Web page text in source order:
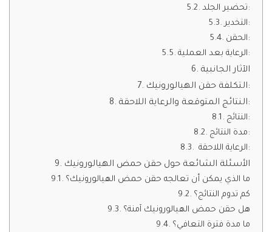
تحضير الجلد:
التخدير:
الحقن:
الرعاية بعد العملية:
الآثار الجانبية
التكلفة حقن الهيالورونيك:
النتائج المتوقعة والرعاية اللاحقة:
النتائج:
مدة النتائج:
الرعاية اللاحقة:
الأسئلة الشائعة حول حقن حمض الهيالورونيك
ما الذي يمكن أن تعالجه حقن حمض الهيالورونيك؟
كم تدوم النتائج؟
هل حقن حمض الهيالورونيك آمنة؟
ما مدة فترة التعافي؟